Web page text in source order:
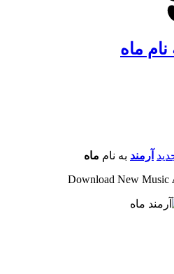
نام ماه
آرمند به نام ماه
Download New Music